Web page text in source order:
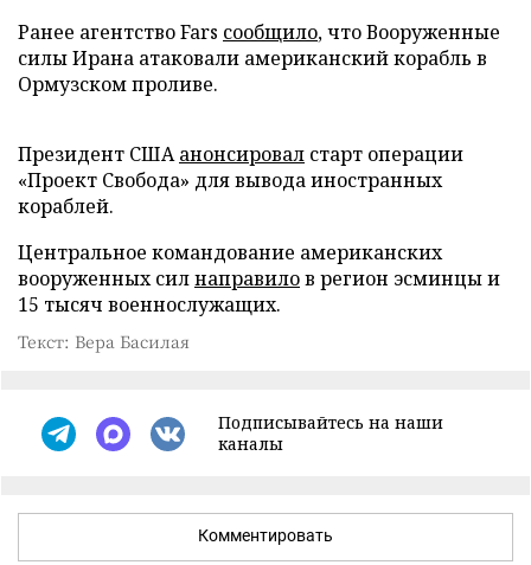
Ранее агентство Fars сообщило, что Вооруженные
силы Ирана атаковали американский корабль в
Ормузском проливе.
Президент СШАанонсировал старт операции
«Проект Свобода» для вывода иностранных
кораблей.
Центральное командование американских
вооруженных силнаправилов регион эсминцы и
15 тысяч военнослужащих.
Текст: Вера Басилая
Подписывайтесь на наши
каналы
Комментировать